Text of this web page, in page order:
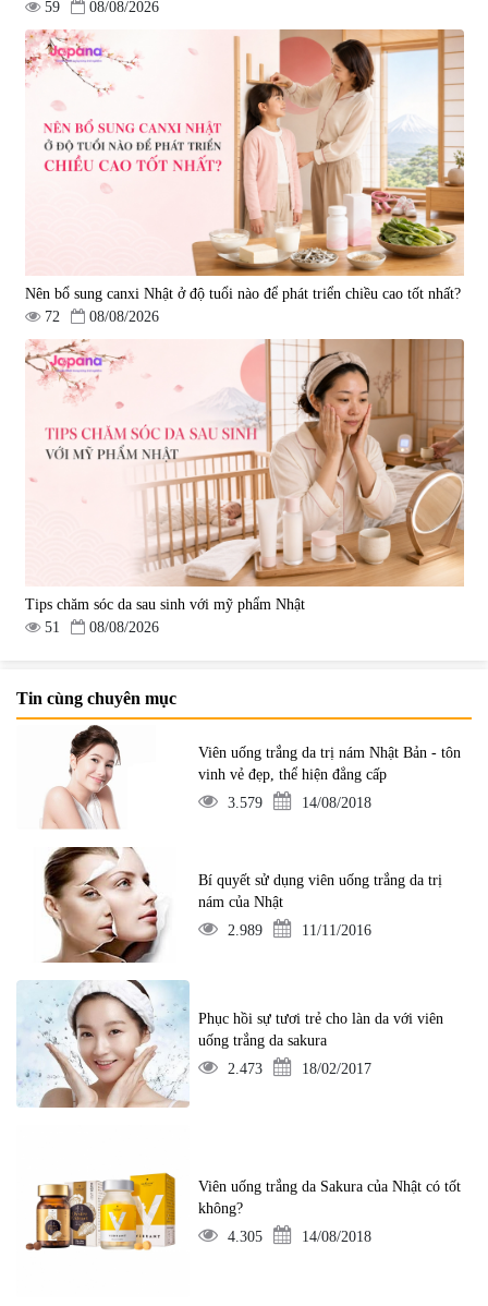
59 08/08/2026
Nên bổ sung canxi Nhật ở độ tuổi nào để phát triển chiều cao tốt nhất?
72
08/08/2026
Tips chăm sóc da sau sinh với mỹ phẩm Nhật
51
08/08/2026
Tin cùng chuyên mục
Viên uống trắng da trị nám Nhật Bản - tôn
vinh vẻ đẹp, thể hiện đẳng cấp
3.579
14/08/2018
Bí quyết sử dụng viên uống trắng da trị
nám của Nhật
2.989
11/11/2016
Phục hồi sự tươi trẻ cho làn da với viên
uống trắng da sakura
2.473
18/02/2017
Viên uống trắng da Sakura của Nhật có tốt
không?
4.305
14/08/2018